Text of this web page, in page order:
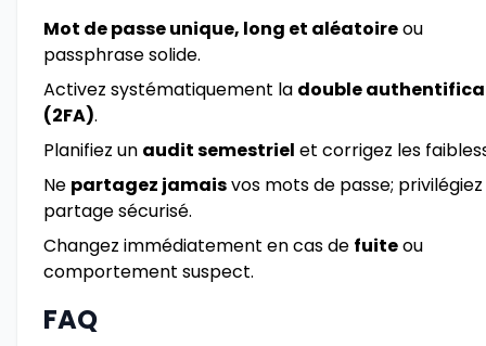
Mot de passe unique, long et aléatoireou
passphrase solide.
Activez systématiquement la double
(2FA).
Planifiez un audit semestriel et corrigez les
Ne partagez jamaisvos mots de passe;
partage sécurisé.
Changez immédiatement en cas de fuiteou
comportement suspect.
FAQ